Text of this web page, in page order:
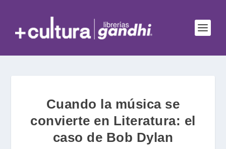
Cuando la música se
convierte en Literatura: el
caso de Bob Dylan